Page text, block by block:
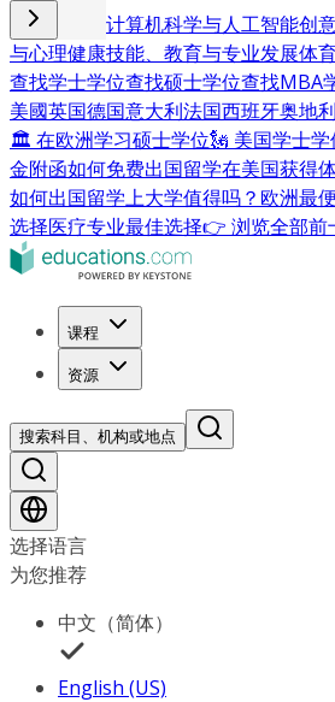
商业与管理 计算机科学与人工智能创
与心理健康技能、教育与专业发展体
查找学士学位查找硕士学位查找MBA
美國英国德国意大利法国西班牙奥地利
🏛 在欧洲学习硕士学位🗽 美国学士学
金附函如何免费出国留学在美国获得
如何出国留学上大学值得吗？ 欧洲最
选择医疗专业最佳选择👉 浏览全部前
课程
资源
搜索科目、机构或地点
选择语言
为您推荐
中文（简体）
English (US)